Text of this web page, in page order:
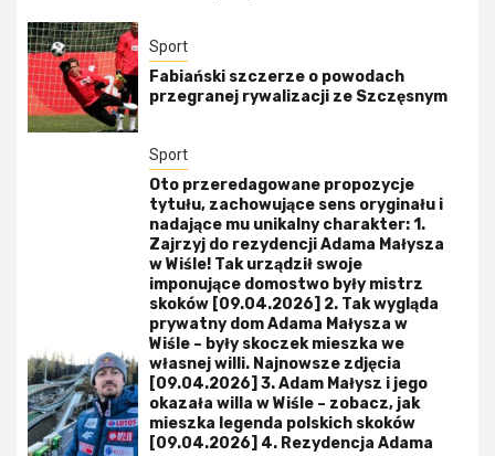
Sport
Fabiański szczerze o powodach
przegranej rywalizacji ze Szczęsnym
Sport
Oto przeredagowane propozycje
tytułu, zachowujące sens oryginału i
nadające mu unikalny charakter: 1.
Zajrzyj do rezydencji Adama Małysza
w Wiśle! Tak urządził swoje
imponujące domostwo były mistrz
skoków [09.04.2026] 2. Tak wygląda
prywatny dom Adama Małysza w
Wiśle – były skoczek mieszka we
własnej willi. Najnowsze zdjęcia
[09.04.2026] 3. Adam Małysz i jego
okazała willa w Wiśle – zobacz, jak
mieszka legenda polskich skoków
[09.04.2026] 4. Rezydencja Adama